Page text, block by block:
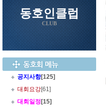
동호인클럽
CLUB
공지사항[125]
대회요강[61]
대회일정 [15]